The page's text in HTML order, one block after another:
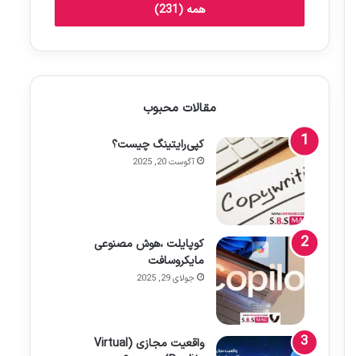
همه (231)
مقالات محبوب
کپی‌رایتینگ چیست؟
آگوست 20, 2025
کوپایلت ،هوش مصنوعی
مایکروسافت
جولای 29, 2025
واقعیت مجازی (Virtual